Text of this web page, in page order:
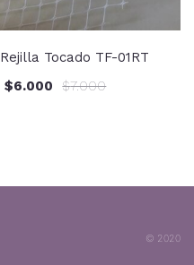
Rejilla Tocado TF-01RT
$7.000
$6.000
© 2020